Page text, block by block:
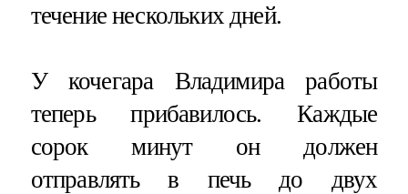
течение нескольких дней.
У кочегара Владимира работы
теперь прибавилось. Каждые
сорок минут он должен
отправлять в печь до двух